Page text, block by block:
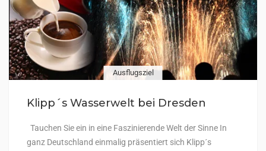
Ausflugsziel
Klipp´s Wasserwelt bei Dresden
Tauchen Sie ein in eine Faszinierende Welt der Sinne In
ganz Deutschland einmalig präsentiert sich Klipp´s